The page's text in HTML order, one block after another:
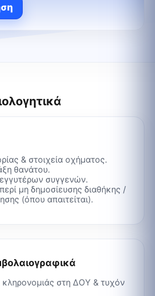
& στοιχεία οχήματος.
θανάτου.
εγγυτέρων συγγενών.
μη δημοσίευσης διαθήκης /
(όπου απαιτείται).
στη ΔΟΥ & τυχόν